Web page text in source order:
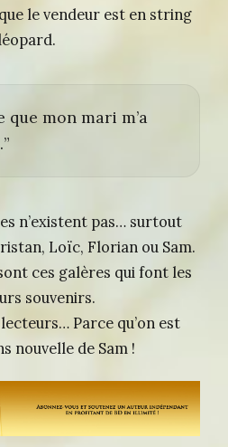
le vendeur est en string
que mon mari m’a
n’existent pas… surtout
Loïc, Florian ou Sam.
ces galères qui font les
souvenirs.
Parce qu’on est
nouvelle de Sam !